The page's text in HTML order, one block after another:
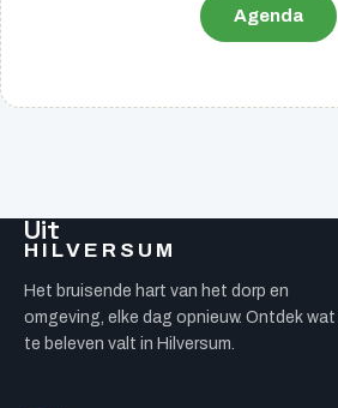
Agenda
Uit
HILVERSUM
Het bruisende hart van het dorp en
omgeving, elke dag opnieuw. Ontdek wat
te beleven valt in Hilversum.